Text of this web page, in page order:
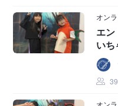
オン
エ
いち
39